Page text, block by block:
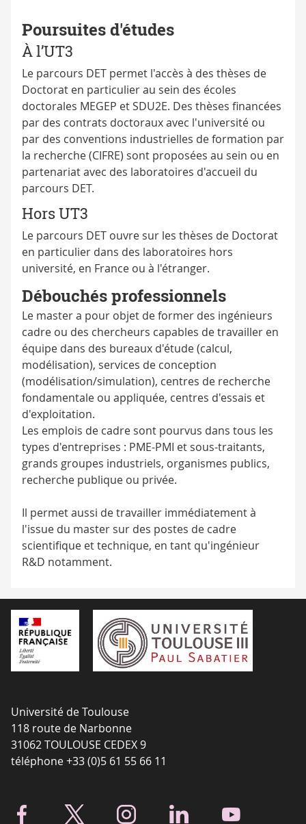
Poursuites d'études
À l’UT3
Le parcours DET permet l'accès à des thèses de
Doctorat en particulier au sein des écoles
doctorales MEGEP et SDU2E. Des thèses financées
par des contrats doctoraux avec l'université ou
par des conventions industrielles de formation par
la recherche (CIFRE) sont proposées au sein ou en
partenariat avec des laboratoires d'accueil du
parcours DET.
Hors UT3
Le parcours DET ouvre sur les thèses de Doctorat
en particulier dans des laboratoires hors
université, en France ou à l'étranger.
Débouchés professionnels
Le master a pour objet de former des ingénieurs
cadre ou des chercheurs capables de travailler en
équipe dans des bureaux d'étude (calcul,
modélisation), services de conception
(modélisation/simulation), centres de recherche
fondamentale ou appliquée, centres d'essais et
d'exploitation.
Les emplois de cadre sont pourvus dans tous les
types d'entreprises : PME-PMI et sous-traitants,
grands groupes industriels, organismes publics,
recherche publique ou privée.
Il permet aussi de travailler immédiatement à
l'issue du master sur des postes de cadre
scientifique et technique, en tant qu'ingénieur
R&D notamment.
Université de Toulouse
118 route de Narbonne
31062 TOULOUSE CEDEX 9
téléphone +33 (0)5 61 55 66 11